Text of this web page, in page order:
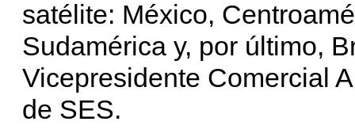
satélite: México,
Sudamérica y, por último,
Vicepresidente Comercial
de SES.